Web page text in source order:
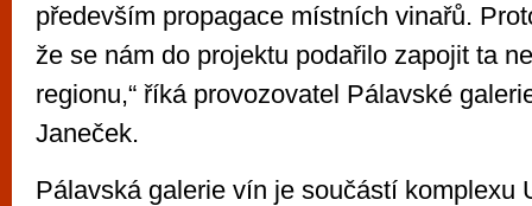
především propagace místních vinařů.
že se nám do projektu podařilo zapojit ta
regionu,“ říká provozovatel Pálavské
Janeček.
Pálavská galerie vín je součástí komplexu